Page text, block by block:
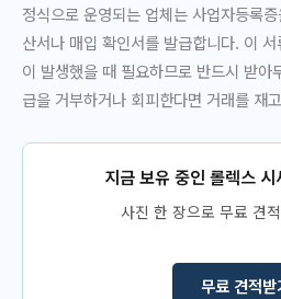
정식으로 운영되는 업체는 사업자등록
산서나 매입 확인서를 발급합니다. 이
이 발생했을 때 필요하므로 반드시 받
급을 거부하거나 회피한다면 거래를 재
지금 보유 중인 롤렉스
사진 한 장으로 무료 견
무료 견적받